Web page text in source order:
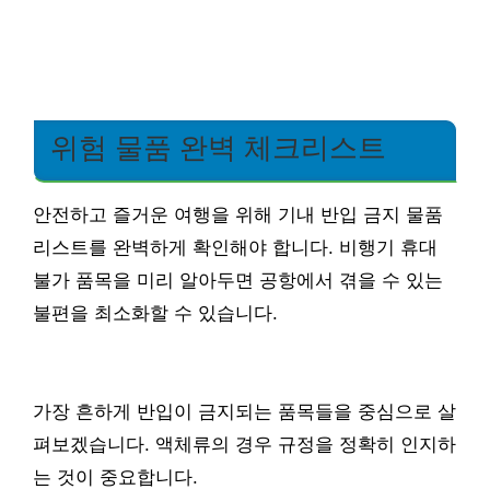
위험 물품 완벽 체크리스트
안전하고 즐거운 여행을 위해 기내 반입 금지 물품
리스트를 완벽하게 확인해야 합니다. 비행기 휴대
불가 품목을 미리 알아두면 공항에서 겪을 수 있는
불편을 최소화할 수 있습니다.
가장 흔하게 반입이 금지되는 품목들을 중심으로 살
펴보겠습니다. 액체류의 경우 규정을 정확히 인지하
는 것이 중요합니다.